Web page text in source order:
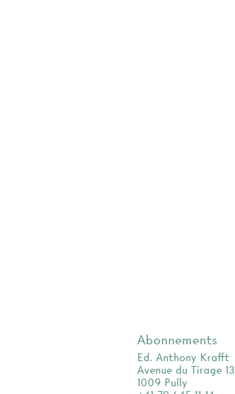
Abonnements
Ed. Anthony Krafft
Avenue du Tirage 13
1009 Pully